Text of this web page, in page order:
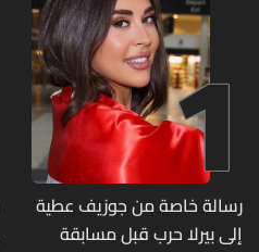
1
رسالة خاصة من جوزيف عطية
إلى بيرلا حرب قبل مسابقة